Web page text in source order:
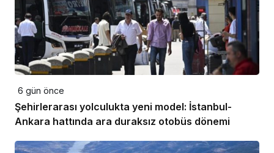
6 gün önce
Şehirlerarası yolculukta yeni model: İstanbul-
Ankara hattında ara duraksız otobüs dönemi